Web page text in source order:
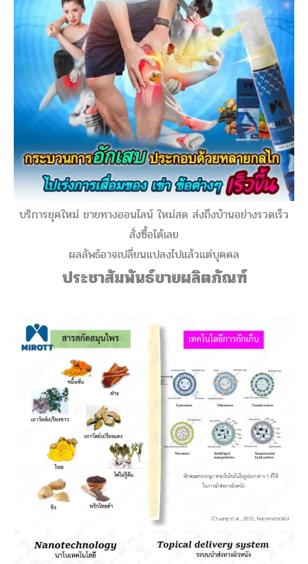
บริการยุคใหม่ ขายทางออนไลน์ ใหม่สด ส่งถึงบ้านอย่างรวดเร็ว
สั่งซื้อได้เลย
ผลลัพธ์อาจเปลี่ยนแปลงไปแล้วแต่บุคคล
ประชาสัมพันธ์ขายผลิตภัณฑ์